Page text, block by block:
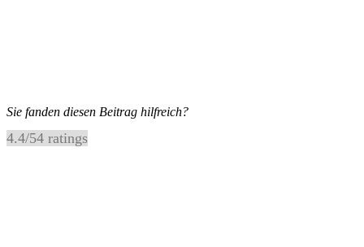
Sie fanden diesen Beitrag hilfreich?
4.4/54 ratings